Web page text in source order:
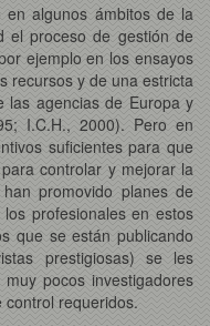
algunos ámbitos de la
el proceso de gestión de
ejemplo en los ensayos
recursos y de una estricta
las agencias de Europa y
I.C.H., 2000). Pero en
suficientes para que
controlar y mejorar la
promovido planes de
profesionales en estos
que se están publicando
prestigiosas) se les
pocos investigadores
control requeridos.